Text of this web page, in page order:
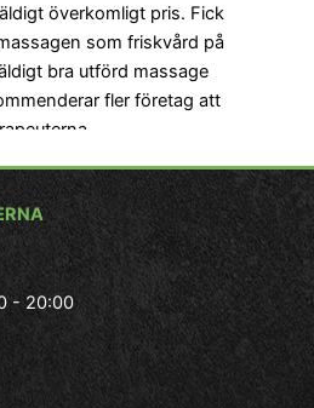
överkomligt pris. Fick
som friskvård på
bra utförd massage
fler företag att
- 20:00